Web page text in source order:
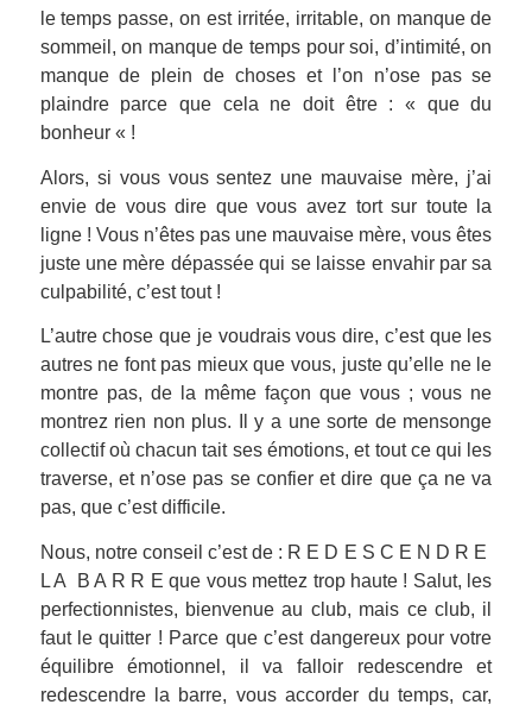
le temps passe, on est irritée, irritable, on manque de
sommeil, on manque de temps pour soi, d’intimité, on
manque de plein de choses et l’on n’ose pas se
plaindre parce que cela ne doit être : « que du
bonheur « !
Alors, si vous vous sentez une mauvaise mère, j’ai
envie de vous dire que vous avez tort sur toute la
ligne ! Vous n’êtes pas une mauvaise mère, vous êtes
juste une mère dépassée qui se laisse envahir par sa
culpabilité, c’est tout !
L’autre chose que je voudrais vous dire, c’est que les
autres ne font pas mieux que vous, juste qu’elle ne le
montre pas, de la même façon que vous ; vous ne
montrez rien non plus. Il y a une sorte de mensonge
collectif où chacun tait ses émotions, et tout ce qui les
traverse, et n’ose pas se confier et dire que ça ne va
pas, que c’est difficile.
Nous, notre conseil c’est de : R E D E S C E N D R E
L A B A R R E que vous mettez trop haute ! Salut, les
perfectionnistes, bienvenue au club, mais ce club, il
faut le quitter ! Parce que c’est dangereux pour votre
équilibre émotionnel, il va falloir redescendre et
redescendre la barre, vous accorder du temps, car,